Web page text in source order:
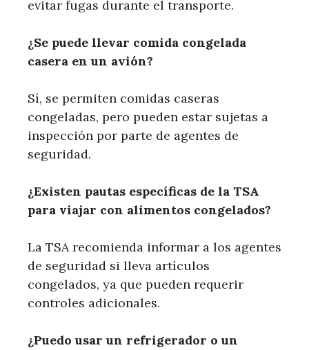
evitar fugas durante el transporte.
¿Se puede llevar comida congelada
casera en un avión?
Sí, se permiten comidas caseras
congeladas, pero pueden estar sujetas a
inspección por parte de agentes de
seguridad.
¿Existen pautas específicas de la TSA
para viajar con alimentos congelados?
La TSA recomienda informar a los agentes
de seguridad si lleva artículos
congelados, ya que pueden requerir
controles adicionales.
¿Puedo usar un refrigerador o un